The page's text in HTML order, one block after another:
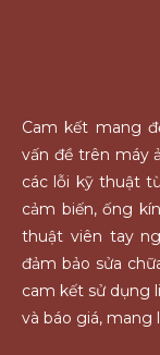
Cam kết mang
vấn đề trên máy
các lỗi kỹ thuật
cảm biến, ống
thuật viên tay
đảm bảo sửa
cam kết sử dụng
và báo giá, mang